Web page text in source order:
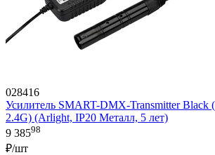
028416
Усилитель SMART-DMX-Transmitter Black
2.4G) (Arlight, IP20 Металл, 5 лет)
9 38598
₽/шт